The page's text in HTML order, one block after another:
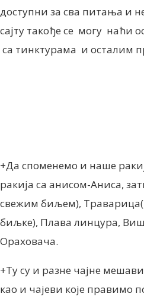
доступни за сва питања и
сајту такође се могу наћи
са тинктурама и осталим
+Да споменемо и наше
ракија са анисом-Аниса,
свежим биљем),
биљке), Плава линцура,
Ораховача.
+Ту су и разне чајне
као и чајеви које правимо